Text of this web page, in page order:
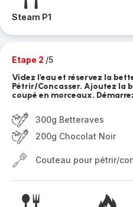
Steam P1
Etape 2 /5
Videz l'eau et réservez la
Pétrir/Concasser. Ajoutez la
coupé en morceaux.
300g Betteraves
200g Chocolat Noir
Couteau pour pétrir/